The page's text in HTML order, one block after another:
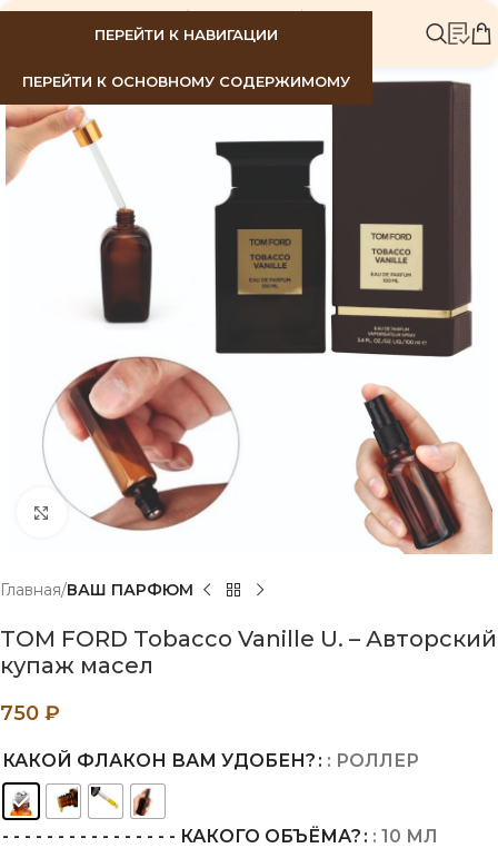
ПЕРЕЙТИ К НАВИГАЦИИ
ПЕРЕЙТИ К ОСНОВНОМУ СОДЕРЖИМОМУ
Нажмите, чтобы увеличить
Главная ВАШ ПАРФЮМ
TOM FORD Tobacco Vanille U. – Авторский
купаж масел
750 ₽
КАКОЙ ФЛАКОН ВАМ УДОБЕН? : РОЛЛЕР
- - - - - - - - - - - - - - - - КАКОГО ОБЪЁМА?
: 10 МЛ